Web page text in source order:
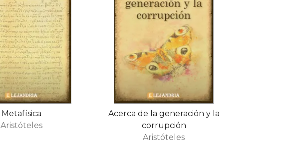
Metafísica
Aristóteles
Acerca de la generación y la
corrupción
Aristóteles